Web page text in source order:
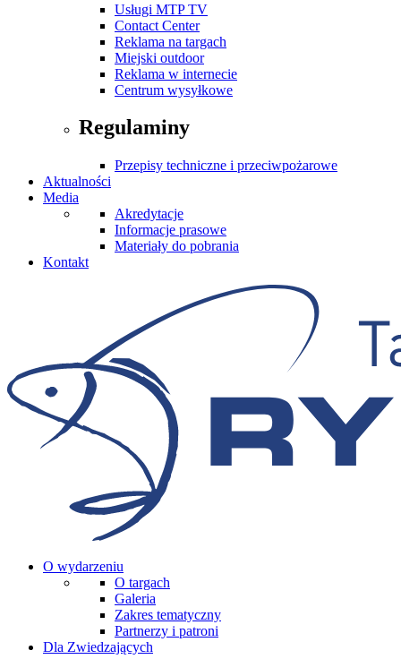
Usługi MTP TV
Contact Center
Reklama na targach
Miejski outdoor
Reklama w internecie
Centrum wysyłkowe
Regulaminy
Przepisy techniczne i przeciwpożarowe
Aktualności
Media
Akredytacje
Informacje prasowe
Materiały do pobrania
Kontakt
O wydarzeniu
O targach
Galeria
Zakres tematyczny
Partnerzy i patroni
Dla Zwiedzających